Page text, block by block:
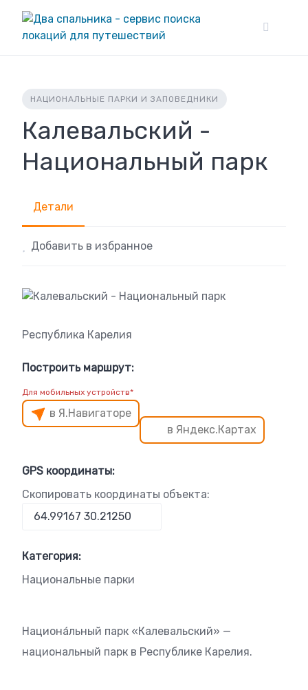
content
НАЦИОНАЛЬНЫЕ ПАРКИ И ЗАПОВЕДНИКИ
Калевальский -
Национальный парк
Детали
Добавить в избранное
Республика Карелия
Построить маршрут:
Для мобильных устройств*
в Я.Навигаторе
в Яндекс.Картах
GPS координаты:
Скопировать координаты объекта:
Категория:
Национальные парки
Национа́льный парк «Калевальский» —
национальный парк в Республике Карелия.